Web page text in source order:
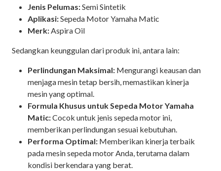
Jenis Pelumas:Semi Sintetik
Aplikasi:Sepeda Motor Yamaha Matic
Merk: Aspira Oil
Sedangkan keunggulan dari produk ini, antara lain:
Perlindungan Maksimal: Mengurangi keausan dan
menjaga mesin tetap bersih, memastikan kinerja
mesin yang optimal.
Formula Khusus untuk Sepeda Motor Yamaha
Matic:Cocok untuk jenis sepeda motor ini,
memberikan perlindungan sesuai kebutuhan.
Performa Optimal: Memberikan kinerja terbaik
pada mesin sepeda motor Anda, terutama dalam
kondisi berkendara yang berat.